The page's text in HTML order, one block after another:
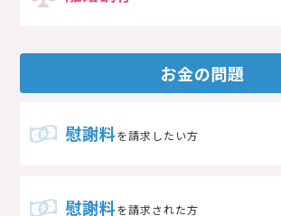
お金の問題
慰謝料を請求したい方
慰謝料を請求された方